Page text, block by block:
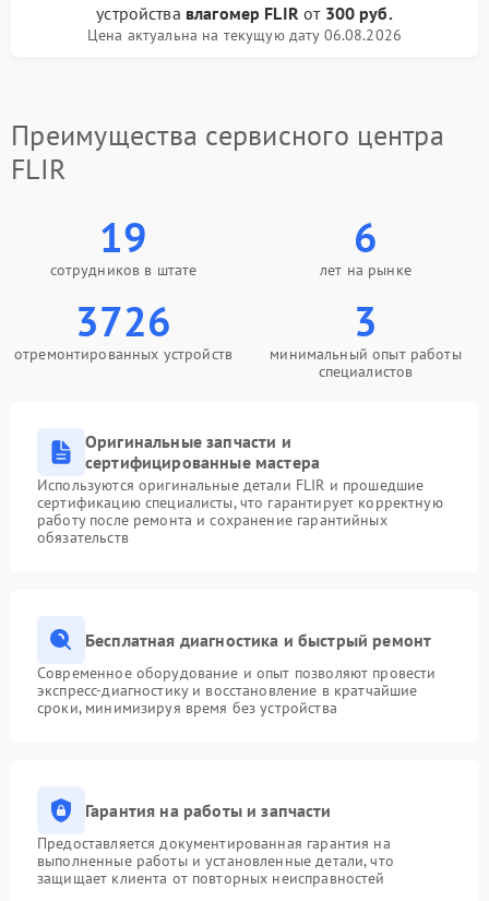
устройства влагомер FLIR от 300 руб.
Цена актуальна на текущую дату 06.08.2026
Преимущества сервисного центра
FLIR
19
сотрудников в штате
6
лет на рынке
3726
отремонтированных устройств
3
минимальный опыт работы
специалистов
Оригинальные запчасти и
сертифицированные мастера
Используются оригинальные детали FLIR и прошедшие
сертификацию специалисты, что гарантирует корректную
работу после ремонта и сохранение гарантийных
обязательств
Бесплатная диагностика и быстрый ремонт
Современное оборудование и опыт позволяют провести
экспресс-диагностику и восстановление в кратчайшие
сроки, минимизируя время без устройства
Гарантия на работы и запчасти
Предоставляется документированная гарантия на
выполненные работы и установленные детали, что
защищает клиента от повторных неисправностей